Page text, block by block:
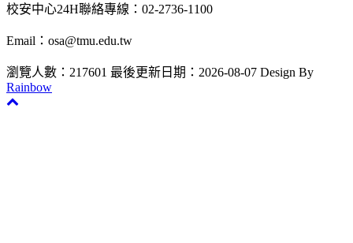
校安中心24H聯絡專線：02-2736-1100
Email：osa@tmu.edu.tw
瀏覽人數：217601 最後更新日期：2026-08-07 Design By
Rainbow